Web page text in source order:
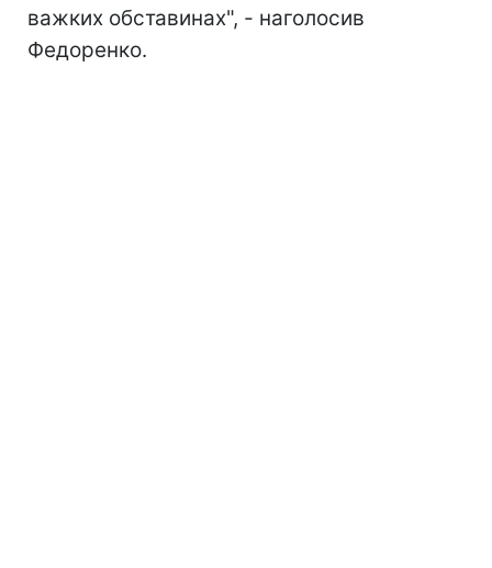
важких обставинах", - наголосив
Федоренко.